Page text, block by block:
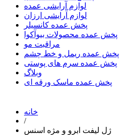
لوازم آرایشی عمده
لوازم آرایشی ارزان
پخش عمده کانسیلر
پخش عمده محصولات بیوآکوا
مراقبت مو
پخش عمده ریمل و خط چشم
پخش عمده سرم های پوستی
وبلاگ
پخش عمده ماسک ورقه ای
خانه
/
ژل لیفت ابرو و مژه اسنس